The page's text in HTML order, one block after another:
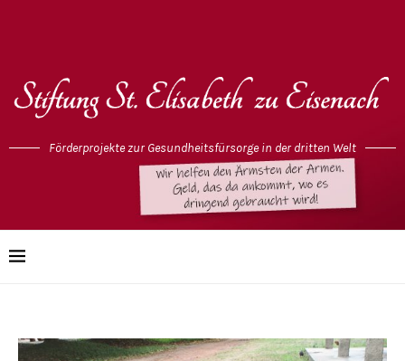
Förderprojekte zur Gesundheitsfürsorge in der dritten Welt